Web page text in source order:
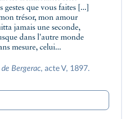
que vous faites [...]
trésor, mon amour
jamais une seconde,
dans l'autre monde
mesure, celui...
Bergerac, acte V, 1897.